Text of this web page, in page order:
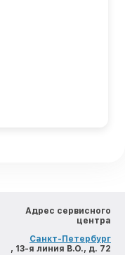
Адрес сервисного
центра
Санкт-Петербург
, 13-я линия В.О., д. 72